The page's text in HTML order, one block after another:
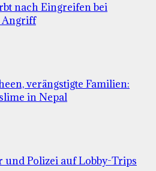
nach Eingreifen bei
Angriff
verängstigte Familien:
in Nepal
und Polizei auf Lobby-Trips